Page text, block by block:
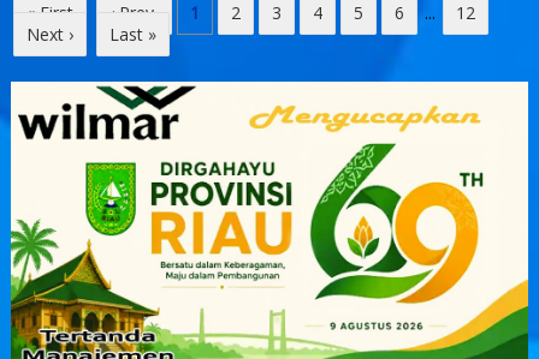
« First ‹ Prev 1 2 3 4 5 6 ...
12
Next ›
Last »